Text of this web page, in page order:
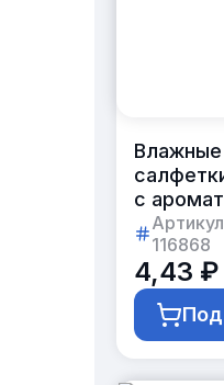
Влажные
с
в
упаковке
с
клиента
116868
4,43 ₽
Под